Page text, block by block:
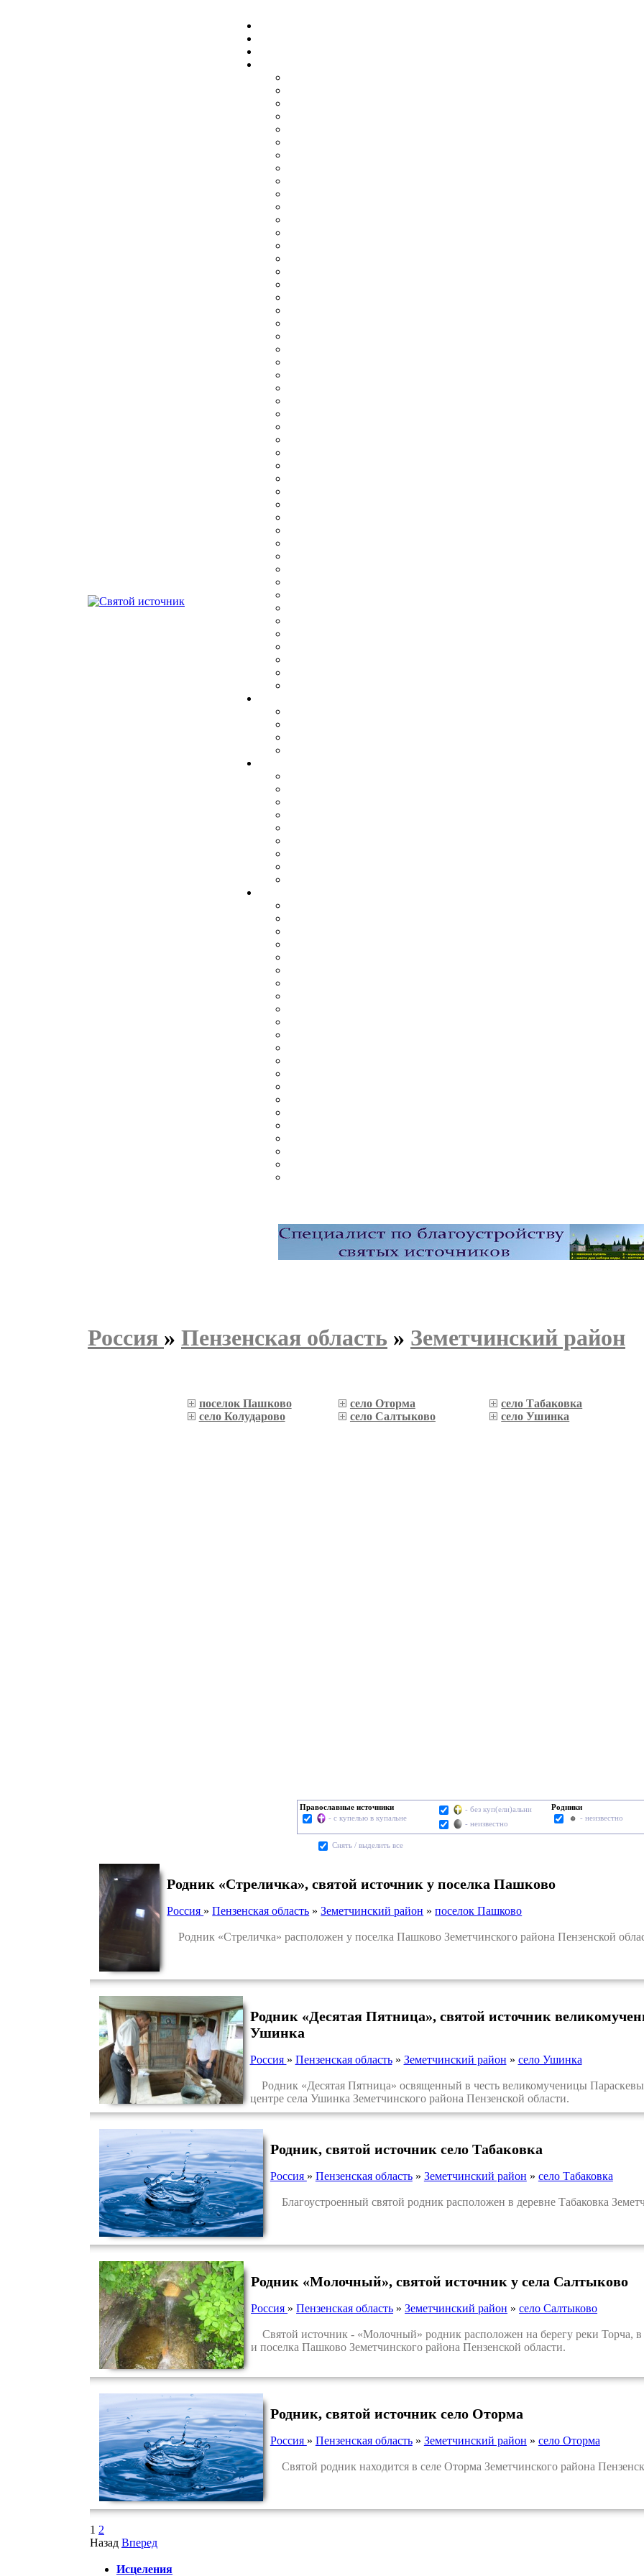
Россия » Пензенская область » Земетчинский район
поселок Пашково
село Колударово
село Оторма
село Салтыково
село Табаковка
село Ушинка
Православные источники
- с купелью в купальне
- без куп(ели)альни
- неизвестно
Родники
- неизвестно
Cнять / выделить все
Родник «Стреличка», святой источник у поселка Пашково
Россия »Пензенская область »Земетчинский район »поселок Пашково
Родник «Стреличка» расположен у поселка Пашково Земетчинского района Пензенской
Родник «Десятая Пятница», святой источник
Ушинка
Россия » Пензенская область» Земетчинский район » село Ушинка
Родник «Десятая Пятница» освященный в честь великомученицы
центре села Ушинка Земетчинского района Пензенской области.
Родник, святой источник село Табаковка
Россия » Пензенская область» Земетчинский район » село Табаковка
Благоустроенный святой родник расположен в деревне Табаковка
Родник «Молочный», святой источник у села Салтыково
Россия »Пензенская область »Земетчинский район »село Салтыково
Святой источник - «Молочный» родник расположен на берегу реки Торча,
и поселка Пашково Земетчинского района Пензенской области.
Родник, святой источник село Оторма
Россия » Пензенская область» Земетчинский район » село Оторма
Святой родник находится в селе Оторма Земетчинского района
1 2
Назад Вперед
Исцеления